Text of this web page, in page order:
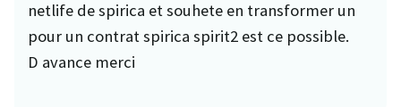
netlife de spirica et souhete en transformer un
pour un contrat spirica spirit2 est ce possible.
D avance merci